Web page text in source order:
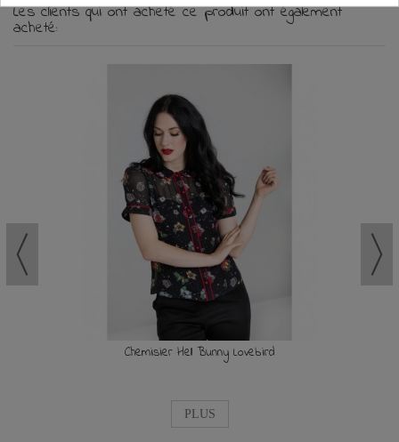
Les clients qui ont acheté ce produit ont également
acheté:
Chemisier Hell Bunny Lovebird
PLUS